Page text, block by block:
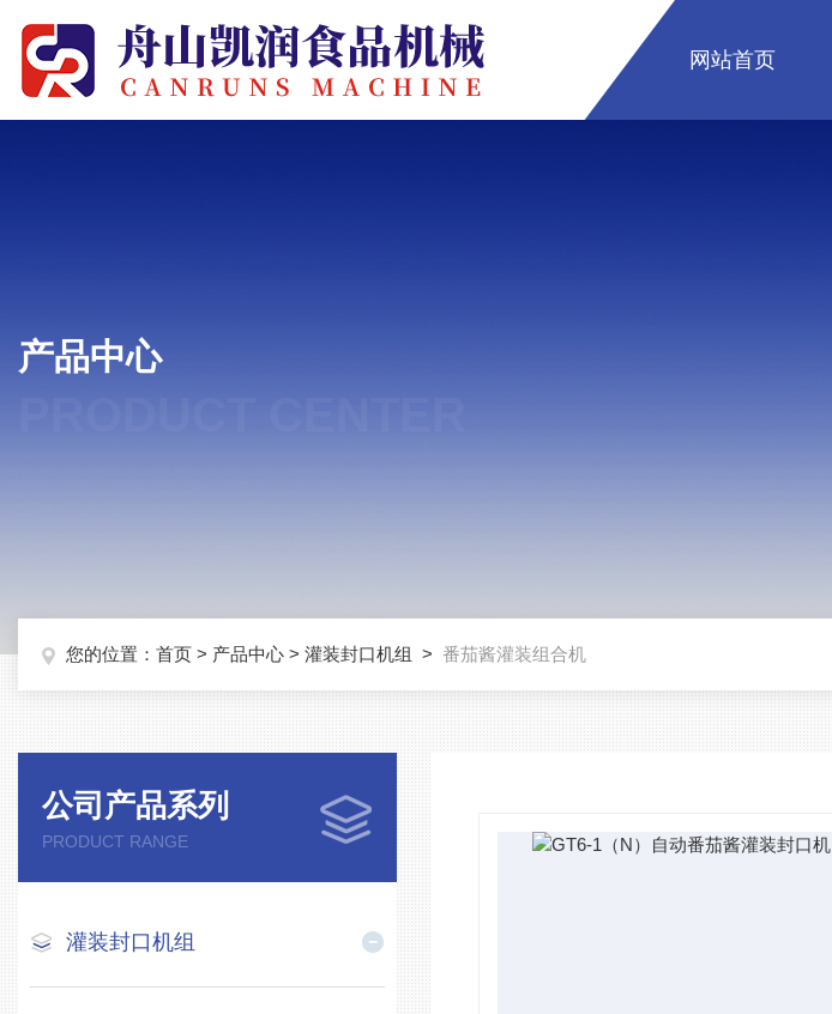
网站首页
产品中心
您的位置： 首页 > 产品中心 > 灌装封口机组 > 番茄酱灌装组合机
公司产品系列
PRODUCT RANGE
灌装封口机组